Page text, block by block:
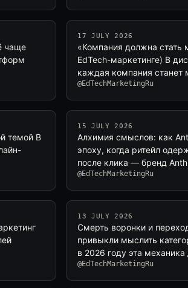
чаще
17 JULY 2026
«Компания должна стать
EdTech-маркетинге) В
каждая компания станет
@EdTechMarketingRu
темой В
15 JULY 2026
Алхимия смыслов: как
эпоху, когда ритейл
после клика — бренд
@EdTechMarketingRu
13 JULY 2026
Смерть воронки и
привыкли мыслить
в 2026 году эта
@EdTechMarketingRu